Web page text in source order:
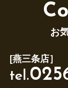
お
[燕三条店］
tel.